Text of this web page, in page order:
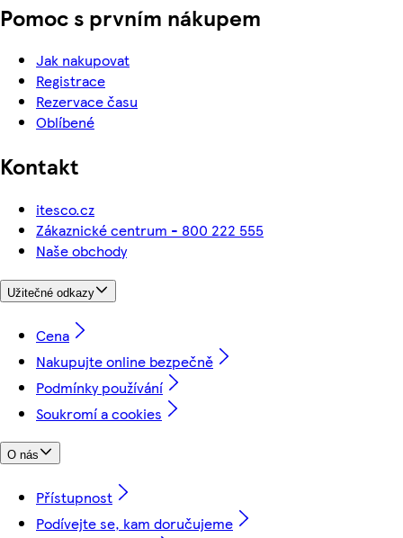
Pomoc s prvním nákupem
Jak nakupovat
Registrace
Rezervace času
Oblíbené
Kontakt
itesco.cz
Zákaznické centrum - 800 222 555
Naše obchody
Užitečné odkazy
Cena
Nakupujte online bezpečně
Podmínky používání
Soukromí a cookies
O nás
Přístupnost
Podívejte se, kam doručujeme